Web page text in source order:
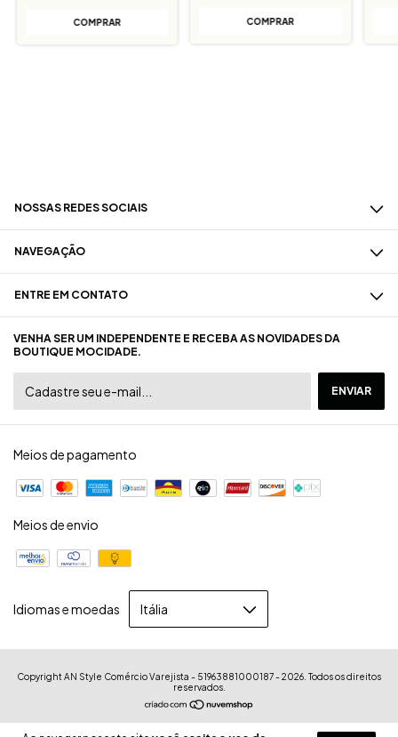
NOSSAS REDES SOCIAIS
NAVEGAÇÃO
ENTRE EM CONTATO
VENHA SER UM INDEPENDENTE E RECEBA AS NOVIDADES DA
BOUTIQUE MOCIDADE.
Meios de pagamento
Meios de envio
Idiomas e moedas
Copyright AN Style Comércio Varejista - 51963881000187 - 2026. Todos os direitos
reservados.